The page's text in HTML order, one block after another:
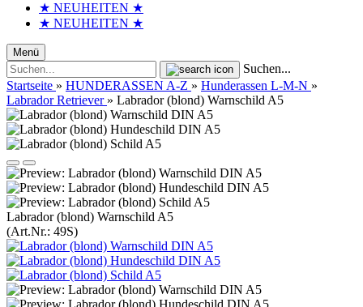
★ NEUHEITEN ★
★ NEUHEITEN ★
Menü
Suchen...
Startseite » HUNDERASSEN A-Z » Hunderassen L-M-N »
Labrador Retriever » Labrador (blond) Warnschild A5
Labrador (blond) Warnschild A5
(Art.Nr.: 49S)